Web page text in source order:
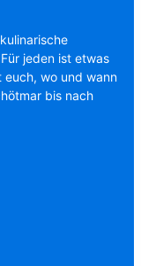
jeden ist etwas
euch, wo und wann
bis nach